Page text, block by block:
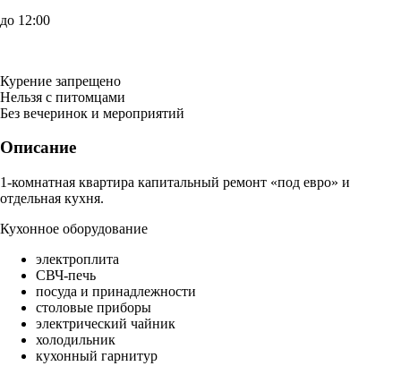
до 12:00
Курение запрещено
Нельзя с питомцами
Без вечеринок и мероприятий
Описание
1-комнатная квартира капитальный ремонт «под евро» и
отдельная кухня.
Кухонное оборудование
электроплита
СВЧ-печь
посуда и принадлежности
столовые приборы
электрический чайник
холодильник
кухонный гарнитур